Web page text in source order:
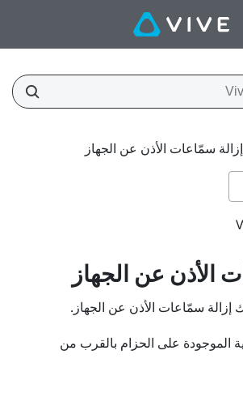
إزالة سمّاعات الأذن عن الجهاز
الأذن عن الجهاز
إزالة سمّاعات الأذن عن الجهاز.
الموجودة على الحزام بالقرب من